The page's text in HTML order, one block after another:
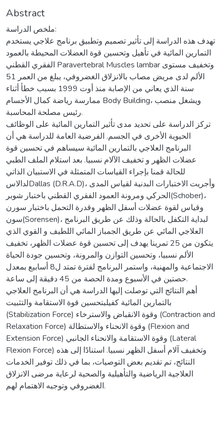
Abstract
ملخص الدراسة:
تهدف هذه الدراسة إلى تأثير تصميم وتطبيق برنامج علاجي يستخدم
التمارين المائية في تأهيل وتحسين قوة العضلات المحيطة بالعمود
الفقري القطني Paravertebral Muscles lambar وتخفيف مستوى
الألم لدى مريض مصاب بالانزلاق الغضروفي، يبلغ من العمر 51
سنة الذي يعاني من الإصابة منذ أوت 1999 بسبب خطأ أثناء
ممارسة رياضة كمال الأجسام Body Building، ويشغل منصب
رئيس مصلحة المحاسبة.
تركز الدراسة على تحديد مدى تأثير التمارين المائية على الوظائف
الحيوية الأخرى في الجسم. الفرضية العامة للدراسة هي أن
البرنامج العلاجي بالتمارين المائية سيساهم في تحسين قوة
عضلات الظهر و تخفيف الآلام نسبيا. بعد استلام الملف الطبي
للحالة قمنا بإجراء القياسات المتمثلة في الاستبيان الذاتي
لدالاسDallas (D.R.A.D)، وأجريت الاختبارات البدنية لقياس المدى
الحركي ومرونة العمود الفقري القطني باختبار شوبر(Schober)،
وقياس لقوة عضلات أسفل الظهر وقدرة التحمل باختبار سورن
سون(Sorensen)، لبداية التكفل بالحالة وذلك عن طريق البرنامج
العلاجي المائي عن طريق الجمباز المائي اللطيف و القوي الذي
يتكون من 25 تمرينا يهدف إلى تحسين قوة عضلات الظهر، تخفيف
الألم نسبيا، وتحسين التوازن والمرونة، وتحسين جودة الحياة
الاجتماعية والمهنية، واستمر البرنامج لفترة تمتد ل8 أسابيع بمعدل
حصتين في الأسبوع ومدة الحصة من 45 دقيقة إلى ساعة.
أهم النتائج التي توصلت إليها الدراسة هي أن البرنامج العلاجي
بالتمارين المائية كفيلبتحسين قوة الاستقامة والتثبيت
(Stabilization Force) وقوة الانقباض والاسترخاء (Contraction and
Relaxation Force) وقوة الانحناء والاستطالة (Flexion and
Extension Force) وقوة الاستقامة والانحناء الجانبي (Lateral
Flexion Force) وتخفيف آلام أسفل الظهر نسبيا. استنادًا إلى هذه
النتائج، تم تقديم بعض التوصيات، بما في ذلك توفير الخدمات
العلاجية الرياضية والتأهيلية والصحية لرعاية مرضى الانزلاق
الغضروفي وتوجيه الاهتمام لهم.